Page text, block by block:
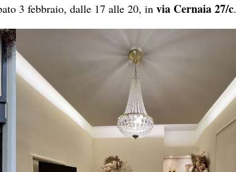
3 febbraio, dalle 17 alle 20, in via Cernaia 27/c.